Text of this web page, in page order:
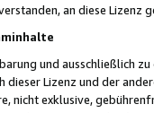
an diese Lizenz
und ausschließlich
dieser Lizenz und der
nicht exklusive,